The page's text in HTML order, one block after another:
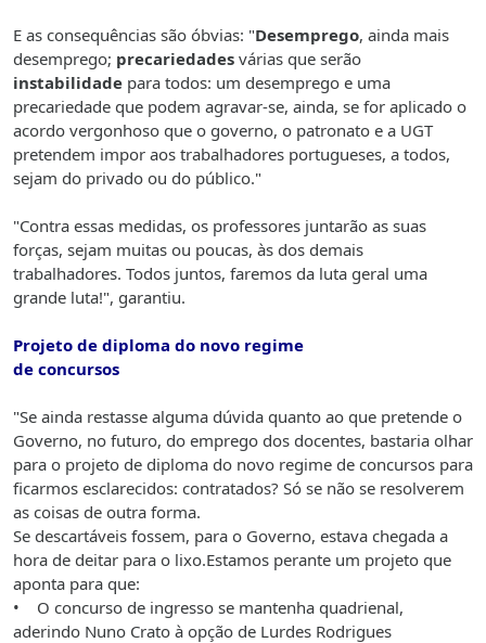
E as consequências são óbvias: "Desemprego, ainda mais
desemprego; precariedades várias que serão
instabilidade para todos: um desemprego e uma
precariedade que podem agravar-se, ainda, se for aplicado o
acordo vergonhoso que o governo, o patronato e a UGT
pretendem impor aos trabalhadores portugueses, a todos,
sejam do privado ou do público."
"Contra essas medidas, os professores juntarão as suas
forças, sejam muitas ou poucas, às dos demais
trabalhadores. Todos juntos, faremos da luta geral uma
grande luta!", garantiu.
Projeto de diploma do novo regime
de concursos
"Se ainda restasse alguma dúvida quanto ao que pretende o
Governo, no futuro, do emprego dos docentes, bastaria olhar
para o projeto de diploma do novo regime de concursos para
ficarmos esclarecidos: contratados? Só se não se resolverem
as coisas de outra forma.
Se descartáveis fossem, para o Governo, estava chegada a
hora de deitar para o lixo.Estamos perante um projeto que
aponta para que:
• O concurso de ingresso se mantenha quadrienal,
aderindo Nuno Crato à opção de Lurdes Rodrigues